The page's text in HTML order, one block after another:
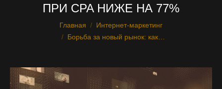
ПРИ CPA НИЖЕ НА 77%
Главная
Интернет-маркетинг
Борьба за новый рынок: как…